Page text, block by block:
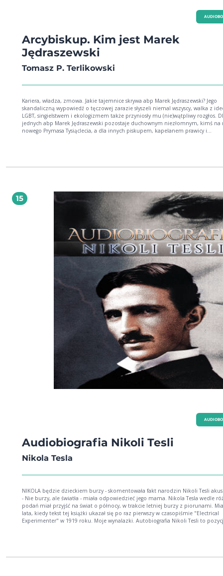
Arcybiskup. Kim jest Marek
Jędraszewski
Tomasz P. Terlikowski
Kariera, władza, zmowa. Jakie tajemnice skrywa abp Marek Jędraszewski? Jego
skandaliczną wypowiedź o tęczowej zarazie słyszeli niemal wszyscy, walka z
LGBT, singielstwem i ekologizmem także przyniosły mu (nie)wątpliwy rozgłos.
jednych abp Marek Jędraszewski pozostaje duchownym niezłomnym, kimś na
nowego Prymasa Tysiąclecia, a dla innych piskupem, kapelanem prawicy i
najbardziej wpływowymi osobami w Kościele. To dziennikarskie śledztwo,
15
Audiobiografia Nikoli Tesli
Nikola Tesla
NIKOLA będzie dzieckiem burzy - skomentowała fakt narodzin Nikoli Tesli
- Nie burzy, ale światła - miała odpowiedzieć jego mama. Nikola Tesla wedle
podań miał przyjść na świat o północy, w trakcie letniej burzy z piorunami.
lata, kiedy tekst tej książki ukazał się po raz pierwszy w czasopiśmie "Electrical
Experimenter" w 1919 roku. Moje wynalazki. Autobiografia Nikoli Tesli to
wydarzeniach, które poprzedziły ich powstanie. Jest kilka powodów, dla